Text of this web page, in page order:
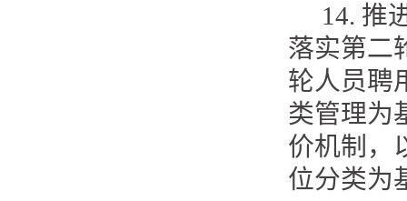
14. 推
落实第二
轮人员聘
类管理为
价机制，
位分类为